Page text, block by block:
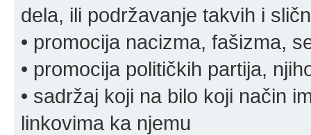
dela, ili podržavanje takvih i
• promocija nacizma, fašizma,
• promocija političkih partija,
• sadržaj koji na bilo koji način
linkovima ka njemu